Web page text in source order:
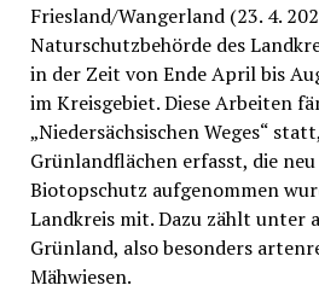
Friesland/Wangerland (23. 4.
Naturschutzbehörde des
in der Zeit von Ende April bis
im Kreisgebiet. Diese Arbeiten
„Niedersächsischen Weges“
Grünlandflächen erfasst, die
Biotopschutz aufgenommen
Landkreis mit. Dazu zählt unter
Grünland, also besonders
Mähwiesen.